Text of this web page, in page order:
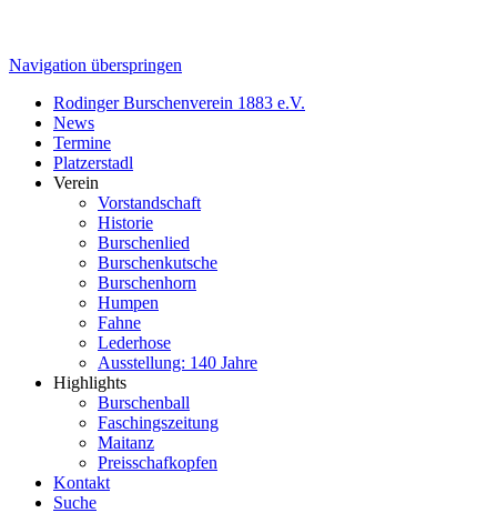
Navigation überspringen
Rodinger Burschenverein 1883 e.V.
News
Termine
Platzerstadl
Verein
Vorstandschaft
Historie
Burschenlied
Burschenkutsche
Burschenhorn
Humpen
Fahne
Lederhose
Ausstellung: 140 Jahre
Highlights
Burschenball
Faschingszeitung
Maitanz
Preisschafkopfen
Kontakt
Suche